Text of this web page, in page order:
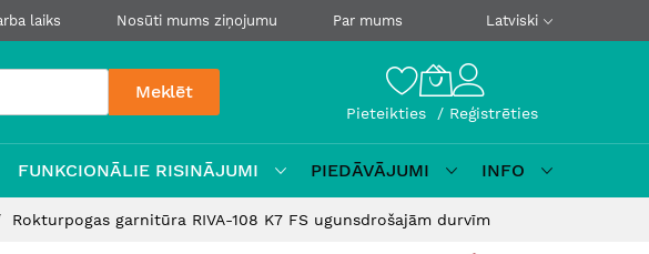
laiks Nosūti mums ziņojumu Par mums Latviski
Meklēt
Pieteikties Reģistrēties
FUNKCIONĀLIE RISINĀJUMI PIEDĀVĀJUMI
INFO
Rokturpogas garnitūra RIVA-108 K7 FS ugunsdrošajām durvīm